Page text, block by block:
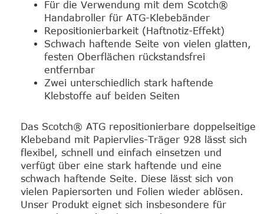
Für die Verwendung mit dem Scotch®
Handabroller für ATG-Klebebänder
Repositionierbarkeit (Haftnotiz-Effekt)
Schwach haftende Seite von vielen glatten,
festen Oberflächen rückstandsfrei
entfernbar
Zwei unterschiedlich stark haftende
Klebstoffe auf beiden Seiten
Das Scotch® ATG repositionierbare doppelseitige
Klebeband mit Papiervlies-Träger 928 lässt sich
flexibel, schnell und einfach einsetzen und
verfügt über eine stark haftende und eine
schwach haftende Seite. Diese lässt sich von
vielen Papiersorten und Folien wieder ablösen.
Unser Produkt eignet sich insbesondere für